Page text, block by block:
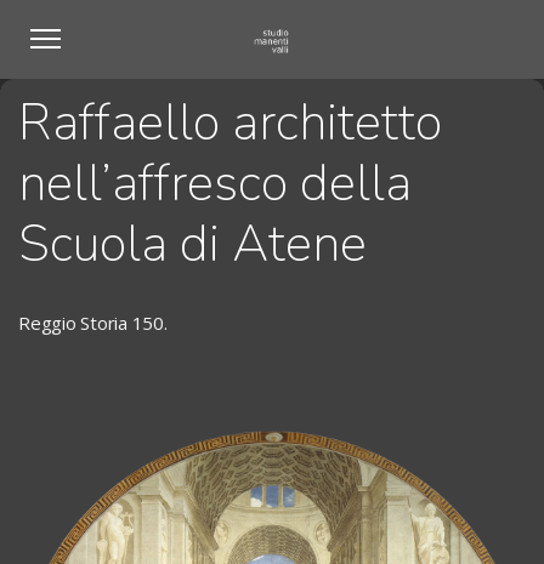
Raffaello architetto
nell’affresco della
Scuola di Atene
Reggio Storia 150.